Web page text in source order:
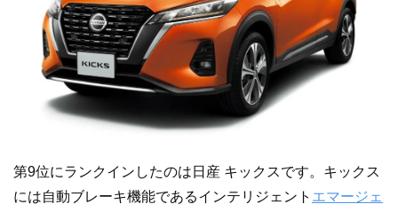
第9位にランクインしたのは日産 キックスです。キックス
には自動ブレーキ機能であるインテリジェント エマージェ